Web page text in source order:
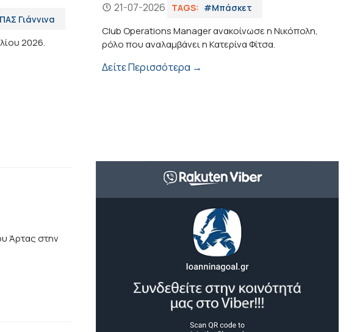
Γιάννινα
2026.
21-07-2026 TAGS: #Μπάσκετ
Club Operations Manager ανακοίνωσε η Νικόπολη,
ρόλο που αναλαμβάνει η Κατερίνα Φίτσα.
Δείτε Περισσότερα →
Άρτας στην